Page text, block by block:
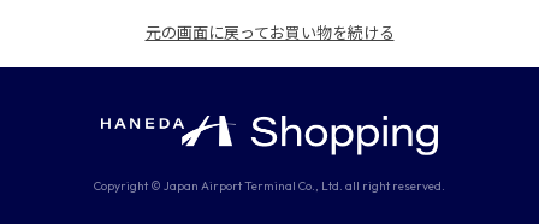
元の画面に戻ってお買い物を続ける
Copyright © Japan Airport Terminal Co., Ltd. all right reserved.